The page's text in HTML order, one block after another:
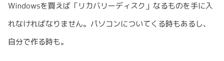
Windowsを買えば「リカバリーディスク」なるものを手に入
れなければなりません。パソコンについてくる時もあるし、
自分で作る時も。